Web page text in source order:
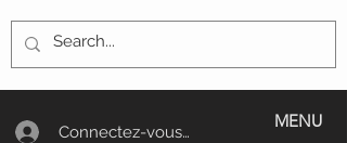
Connectez-vous/Log In
MENU